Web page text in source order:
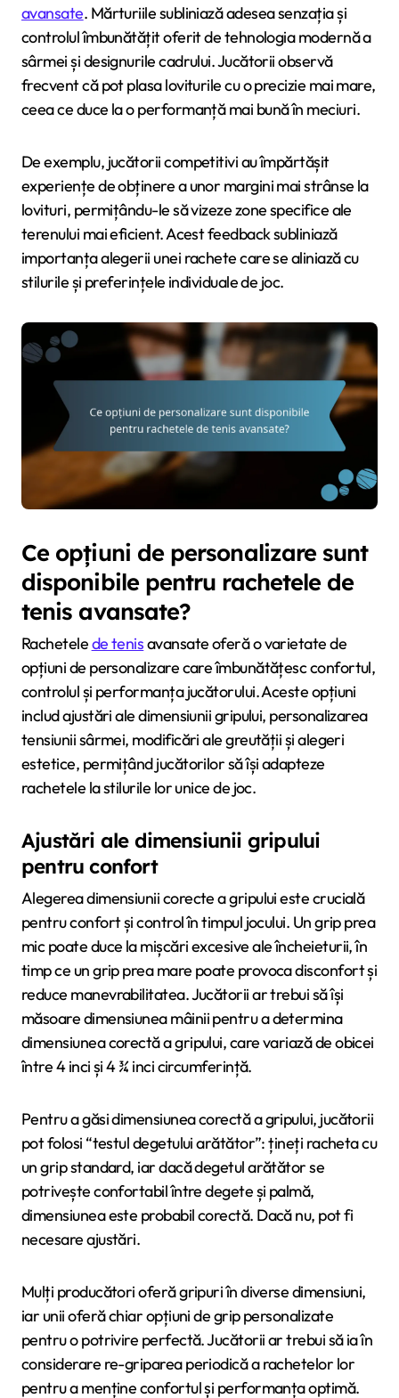
avansate. Mărturiile subliniază adesea senzația și
controlul îmbunătățit oferit de tehnologia modernă a
sârmei și designurile cadrului. Jucătorii observă
frecvent că pot plasa loviturile cu o precizie mai mare,
ceea ce duce la o performanță mai bună în meciuri.
De exemplu, jucătorii competitivi au împărtășit
experiențe de obținere a unor margini mai strânse la
lovituri, permițându-le să vizeze zone specifice ale
terenului mai eficient. Acest feedback subliniază
importanța alegerii unei rachete care se aliniază cu
stilurile și preferințele individuale de joc.
Ce opțiuni de personalizare sunt
disponibile pentru rachetele de
tenis avansate?
Rachetelede tenisavansate oferă o varietate de
opțiuni de personalizare care îmbunătățesc confortul,
controlul și performanța jucătorului. Aceste opțiuni
includ ajustări ale dimensiunii gripului, personalizarea
tensiunii sârmei, modificări ale greutății și alegeri
estetice, permițând jucătorilor să își adapteze
rachetele la stilurile lor unice de joc.
Ajustări ale dimensiunii gripului
pentru confort
Alegerea dimensiunii corecte a gripului este crucială
pentru confort și control în timpul jocului. Un grip prea
mic poate duce la mișcări excesive ale încheieturii, în
timp ce un grip prea mare poate provoca disconfort și
reduce manevrabilitatea. Jucătorii ar trebui să își
măsoare dimensiunea mâinii pentru a determina
dimensiunea corectă a gripului, care variază de obicei
între 4 inci și 4 ¾ inci circumferință.
Pentru a găsi dimensiunea corectă a gripului, jucătorii
pot folosi “testul degetului arătător”: țineți racheta cu
un grip standard, iar dacă degetul arătător se
potrivește confortabil între degete și palmă,
dimensiunea este probabil corectă. Dacă nu, pot fi
necesare ajustări.
Mulți producători oferă gripuri în diverse dimensiuni,
iar unii oferă chiar opțiuni de grip personalizate
pentru o potrivire perfectă. Jucătorii ar trebui să ia în
considerare re-griparea periodică a rachetelor lor
pentru a menține confortul și performanța optimă.